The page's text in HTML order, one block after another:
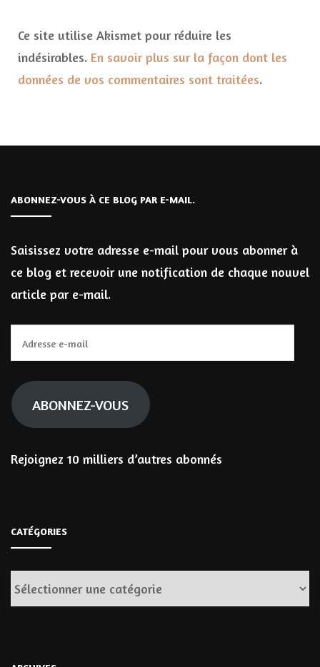
Ce site utilise Akismet pour réduire les
indésirables. En savoir plus sur la façon dont les
données de vos commentaires sont traitées.
ABONNEZ-VOUS À CE BLOG PAR E-MAIL.
Saisissez votre adresse e-mail pour vous abonner à
ce blog et recevoir une notification de chaque nouvel
article par e-mail.
e-
mail
ABONNEZ-VOUS
Rejoignez 10 milliers d’autres abonnés
CATÉGORIES
Catégories